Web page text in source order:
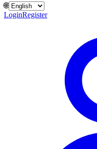
🌐
LoginRegister